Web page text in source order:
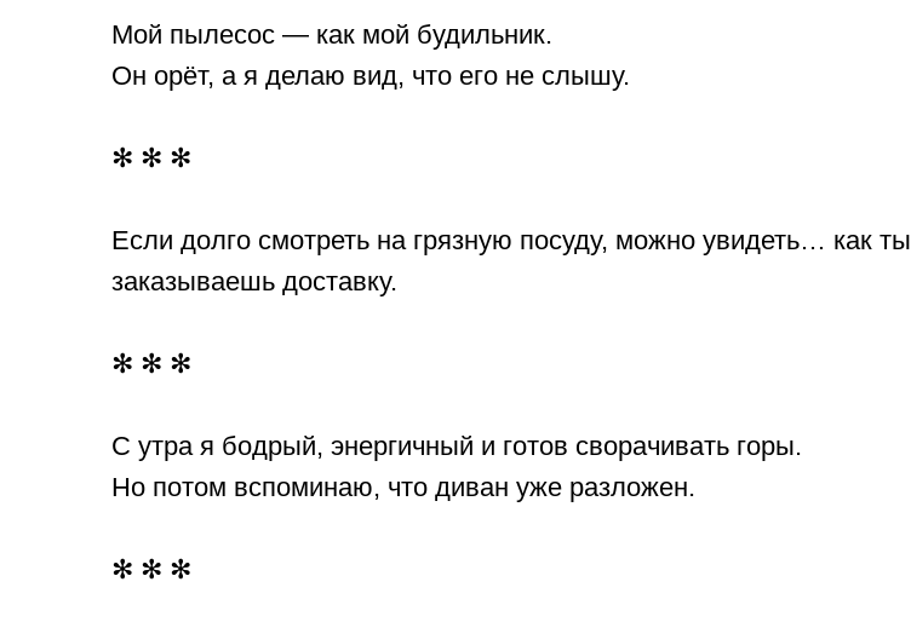
Мой пылесос — как мой будильник.
Он орёт, а я делаю вид, что его не слышу.
✻ ✻ ✻
Если долго смотреть на грязную посуду, можно увидеть… как ты
заказываешь доставку.
✻ ✻ ✻
С утра я бодрый, энергичный и готов сворачивать горы.
Но потом вспоминаю, что диван уже разложен.
✻ ✻ ✻